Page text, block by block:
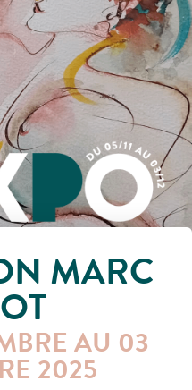
MARC
AU 03
2025